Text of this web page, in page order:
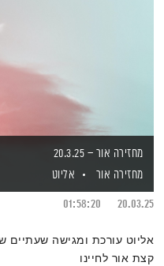
מחזירה אור – 20.3.25
מחזירה אור
אליוט
20.03.25
01:58:20
אליוט עורכת ומגישה שעתיים
קצת אור לחיינו